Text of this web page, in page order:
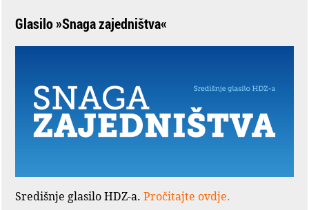
Glasilo »Snaga zajedništva«
Središnje glasilo HDZ-a. Pročitajte ovdje.